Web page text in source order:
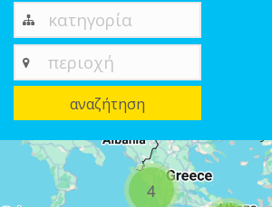
κατηγορία
περιοχή
αναζήτηση
4